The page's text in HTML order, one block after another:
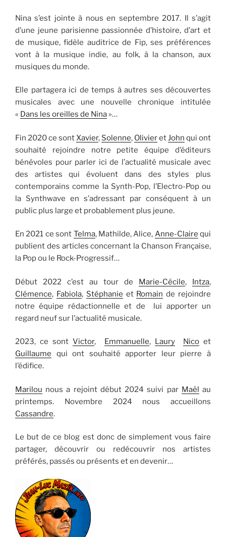
Nina s’est jointe à nous en septembre 2017. Il s’agit
d’une jeune parisienne passionnée d’histoire, d’art et
de musique, fidèle auditrice de Fip, ses préférences
vont à la musique indie, au folk, à la chanson, aux
musiques du monde.
Elle partagera ici de temps à autres ses découvertes
musicales avec une nouvelle chronique intitulée
« Dans les oreilles de Nina »…
Fin 2020 ce sont Xavier, Solenne, Olivieret John qui ont
souhaité rejoindre notre petite équipe d’éditeurs
bénévoles pour parler ici de l’actualité musicale avec
des artistes qui évoluent dans des styles plus
contemporains comme la Synth-Pop, l’Electro-Pop ou
la Synthwave en s’adressant par conséquent à un
public plus large et probablement plus jeune.
En 2021 ce sont Telma, Mathilde, Alice, Anne-Claire qui
publient des articles concernant la Chanson Française,
la Pop ou le Rock-Progressif…
Début 2022 c’est au tour de Marie-Cécile, Intza,
Clémence, Fabiola, Stéphanie et Romain de rejoindre
notre équipe rédactionnelle et de lui apporter un
regard neuf sur l’actualité musicale.
2023, ce sontVictor, Emmanuelle, Laury Nicoet
Guillaume qui ont souhaité apporter leur pierre à
l’édifice.
Marilou nous a rejoint début 2024 suivi par Maël au
printemps. Novembre 2024 nous accueillons
Cassandre.
Le but de ce blog est donc de simplement vous faire
partager, découvrir ou redécouvrir nos artistes
préférés, passés ou présents et en devenir…